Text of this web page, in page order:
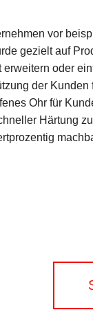
vor
gezielt auf
oder
der Kunden
Ohr für
Härtung